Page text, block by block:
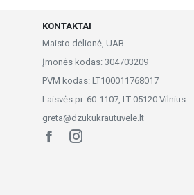
KONTAKTAI
Maisto dėlionė, UAB
Įmonės kodas: 304703209
PVM kodas: LT100011768017
Laisvės pr. 60-1107, LT-05120 Vilnius
greta@dzukukrautuvele.lt